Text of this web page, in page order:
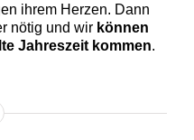
ihrem Herzen. Dann
nötig und wir können
Jahreszeit kommen.